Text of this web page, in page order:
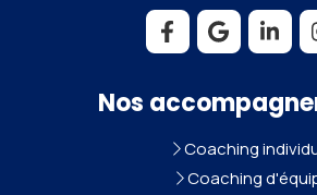
Nos
Coaching
Coaching